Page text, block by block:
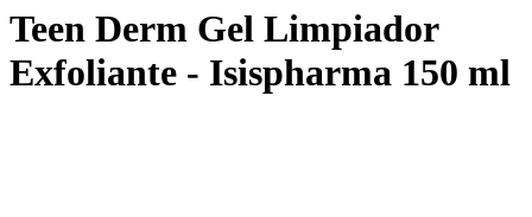
Teen Derm Gel Limpiador
Exfoliante - Isispharma 150 ml